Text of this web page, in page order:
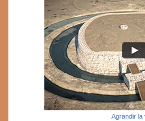
Agrandir la